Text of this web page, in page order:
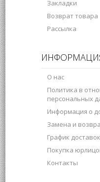
Закладки
Возврат товара
Рассылка
О нас
Политика в
персональных
Информация о
Замена и
График
Покупка
Контакты